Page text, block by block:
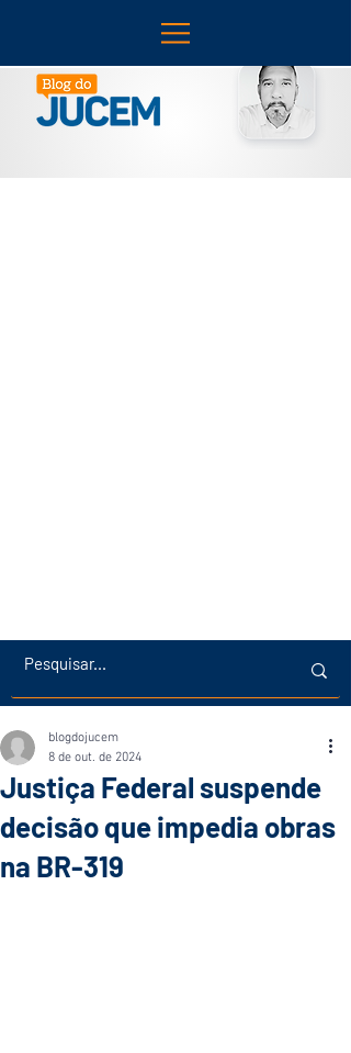
Justiça Federal suspende
decisão que impedia obras
na BR-319
blogdojucem
8 de out. de 2024